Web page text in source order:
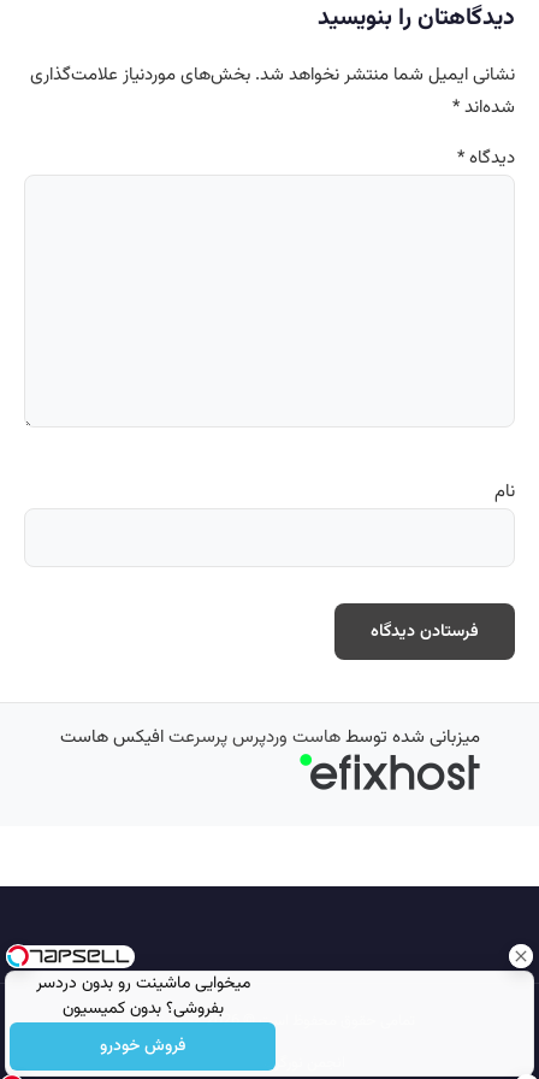
میخوایی ماشینت رو بدون دردسر
بفروشی؟ بدون کمیسیون
فروش خودرو
دیدگاهتان را بنویسید
نشانی ایمیل شما منتشر نخواهد شد. بخش‌های موردنیاز علامت‌گذاری
شده‌اند*
دیدگاه*
نام
میزبانی شده توسطهاست وردپرس پرسرعتافیکس هاست
تمامی حقوق محفوظ است © 2026
مجله نورگرام
انجمن نورگرام